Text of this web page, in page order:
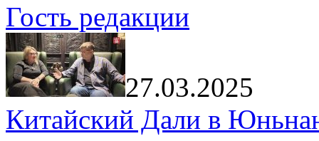
Гость редакции
27.03.2025
Китайский Дали в